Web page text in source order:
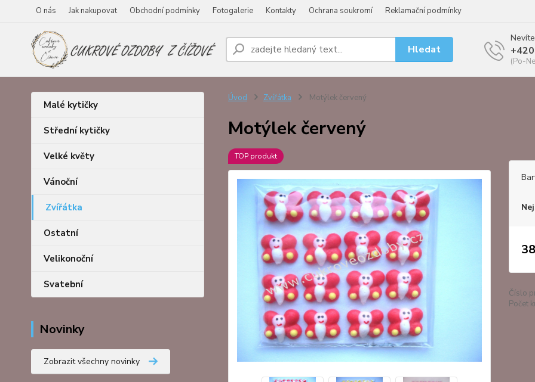
O nás Jak nakupovat Obchodní podmínky Fotogalerie Kontakty Ochrana soukromí Reklamační podmínky
Hledat
(Po-
Malé kytičky
Střední kytičky
Velké květy
Vánoční
Zvířátka
Ostatní
Velikonoční
Svatební
Novinky
Zobrazit všechny novinky
Úvod Zvířátka Motýlek červený
Motýlek červený
TOP produkt
Číslo
Počet